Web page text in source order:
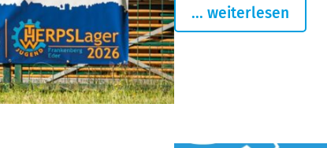
... weiterlesen